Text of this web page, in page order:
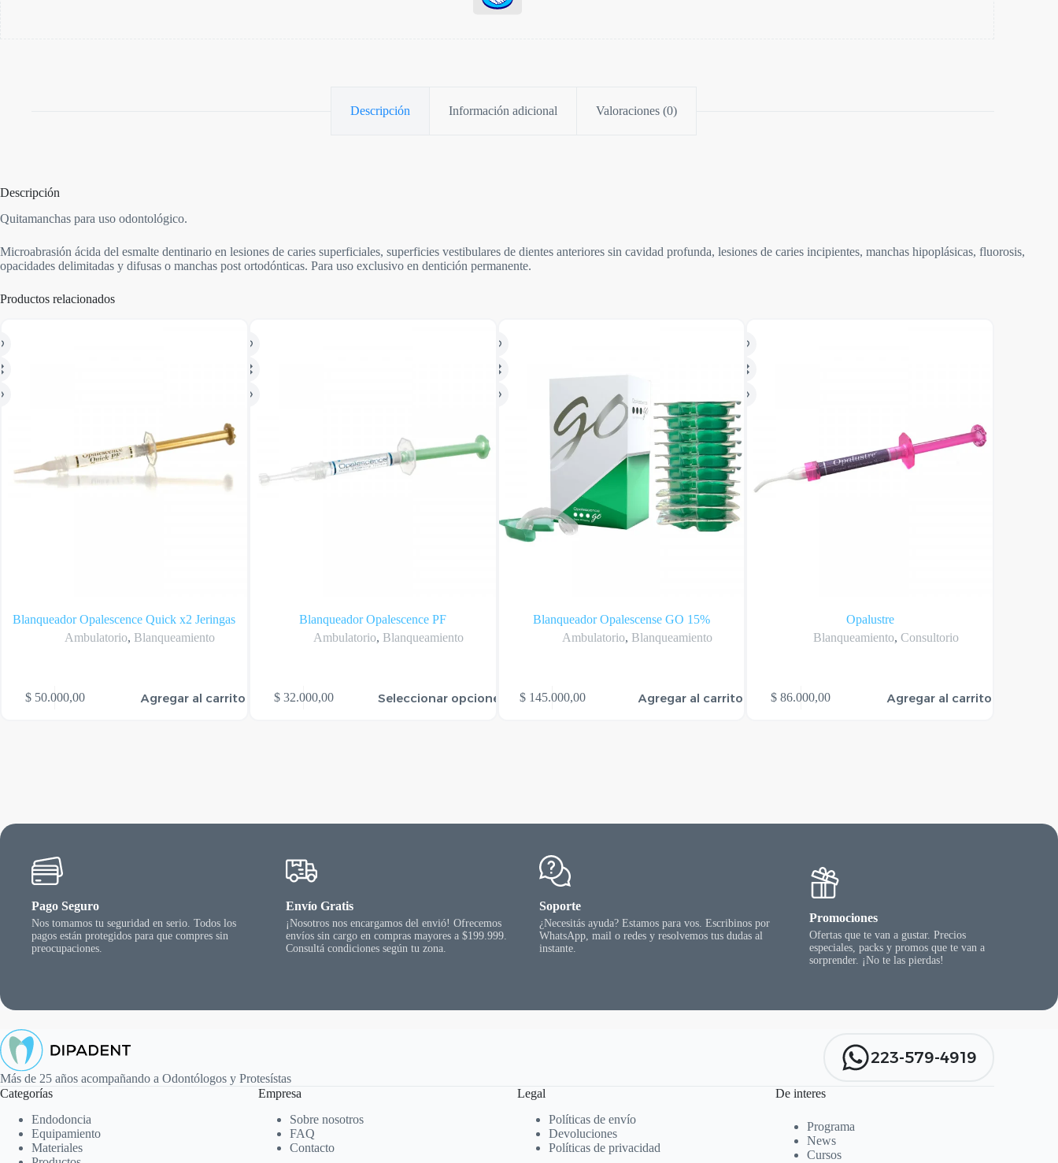
Descripción Información adicional Valoraciones (0)
Descripción
Quitamanchas para uso odontológico.
Microabrasión ácida del esmalte dentinario en lesiones de caries superficiales, superficies vestibulares de dientes anteriores sin cavidad profunda, lesiones de caries incipientes, manchas hipoplásicas, fluorosis,
opacidades delimitadas y difusas o manchas post ortodónticas. Para uso exclusivo en dentición permanente.
Productos relacionados
Blanqueador Opalescence Quick x2 Jeringas
Ambulatorio, Blanqueamiento
$50.000,00 Agregar al carrito
Blanqueador Opalescence PF
Ambulatorio, Blanqueamiento
$32.000,00 Seleccionar opciones
producto
en
Blanqueador Opalescense GO 15%
Ambulatorio, Blanqueamiento
$145.000,00 Agregar al carrito
Opalustre
Blanqueamiento, Consultorio
$ 86.000,00 Agregar al carrito
Pago Seguro
Nos tomamos tu seguridad en serio. Todos los
pagos están protegidos para que compres sin
preocupaciones.
Envío Gratis
¡Nosotros nos encargamos del envió! Ofrecemos
envíos sin cargo en compras mayores a $199.999.
Consultá condiciones según tu zona.
Soporte
¿Necesitás ayuda? Estamos para vos. Escribinos por
WhatsApp, mail o redes y resolvemos tus dudas al
instante.
Promociones
Ofertas que te van a gustar. Precios
especiales, packs y promos que te van a
sorprender. ¡No te las pierdas!
Más de 25 años acompañando a Odontólogos y Protesístas
223-579-4919
Categorías
Endodoncia
Equipamiento
Materiales
Empresa
Sobre nosotros
FAQ
Contacto
Legal
Políticas de envío
Devoluciones
Políticas de privacidad
De interes
Programa
News
Cursos